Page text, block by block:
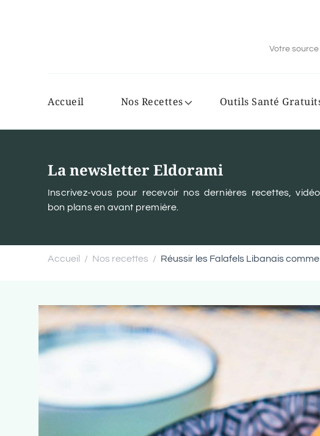
Votre
Accueil Nos Recettes Outils Santé
La newsletter Eldorami
Inscrivez-vous pour recevoir nos dernières recettes,
bon plans en avant première.
Accueil / Nos recettes / Réussir les Falafels Libanais